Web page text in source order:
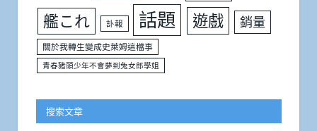
艦これ 訃報 話題 遊戲 銷量
關於我轉生變成史萊姆這檔事
青春豬頭少年不會夢到兔女郎學姐
搜索文章